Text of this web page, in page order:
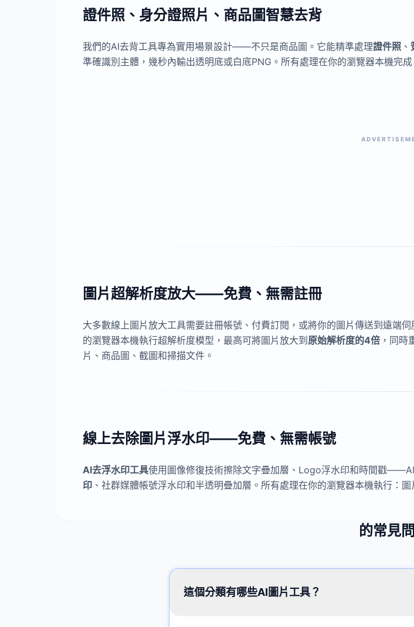
證件照、身分證照片、商品圖智慧去背
我們的AI去背工具專為實用場景設計——不只是商品圖。它能精準處理證件照 、
準確識別主體，幾秒內輸出透明底或白底PNG。所有處理在你的瀏覽器本機完
圖片超解析度放大——免費、無需註冊
大多數線上圖片放大工具需要註冊帳號、付費訂閱，或將你的圖片傳送到遠端伺
的瀏覽器本機執行超解析度模型，最高可將圖片放大到 原始解析度的4倍 ，同
片、商品圖、截圖和掃描文件。
線上去除圖片浮水印——免費、無需帳號
AI去浮水印工具使用圖像修復技術擦除文字疊加層、Logo浮水印和時間戳
印 、社群媒體帳號浮水印和半透明疊加層。所有處理在你的瀏覽器本機執行：
的常見
這個分類有哪些AI圖片工具？